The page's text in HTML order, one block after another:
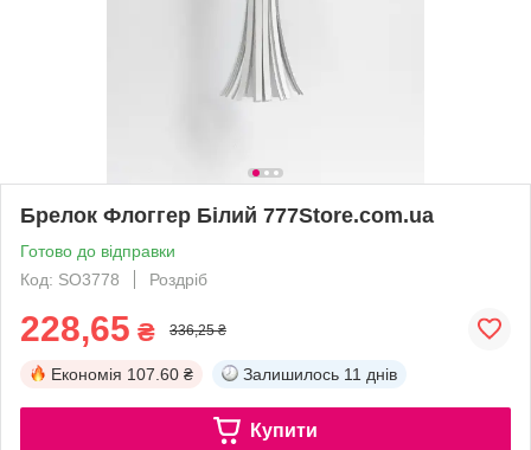
Брелок Флоггер Білий 777Store.com.ua
Готово до відправки
Код: SO3778
Роздріб
228,65 ₴ 336,25 ₴
Економія 107.60 ₴ Залишилось 11 днів
Купити